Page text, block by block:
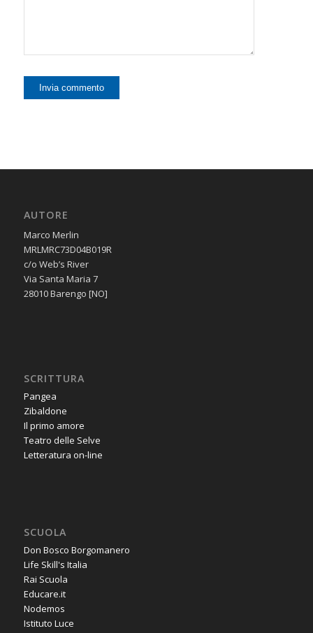
AUTORE
Marco Merlin
MRLMRC73D04B019R
c/o Web’s River
Via Santa Maria 7
28010 Barengo [NO]
SCRITTURA
Pangea
Zibaldone
Il primo amore
Teatro delle Selve
Letteratura on-line
SCUOLA
Don Bosco Borgomanero
Life Skill's Italia
Rai Scuola
Educare.it
Nodemos
Istituto Luce